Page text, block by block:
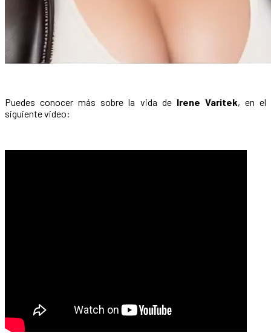
Puedes conocer más sobre la vida de Irene Varitek, en el
siguiente video: